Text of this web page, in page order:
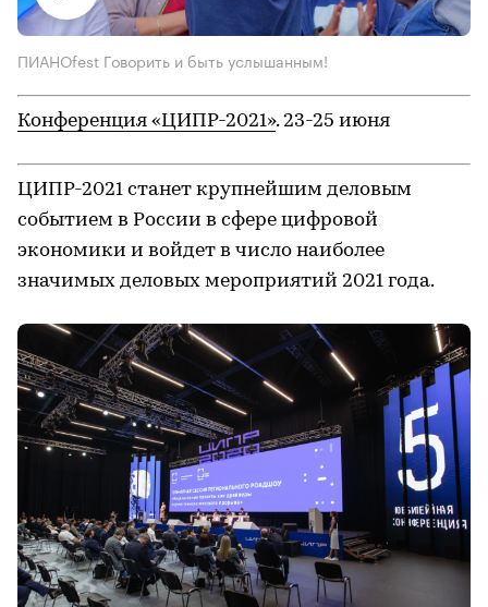
ПИАНОfest Говорить и быть услышанным!
Конференция «ЦИПР-2021». 23-25 июня
ЦИПР-2021 станет крупнейшим деловым
событием в России в сфере цифровой
экономики и войдет в число наиболее
значимых деловых мероприятий 2021 года.